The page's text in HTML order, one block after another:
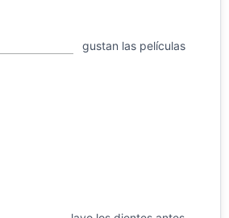
gustan las películas